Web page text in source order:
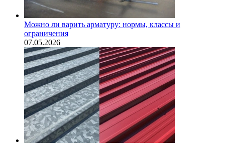
Можно ли варить арматуру: нормы, классы и
ограничения
07.05.2026